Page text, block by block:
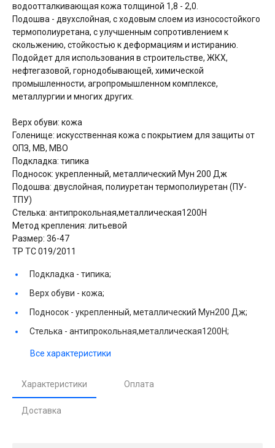
водоотталкивающая кожа толщиной 1,8 - 2,0.
Подошва - двухслойная, с ходовым слоем из износостойкого
термополиуретана, с улучшенным сопротивлением к
скольжению, стойкостью к деформациям и истиранию.
Подойдет для использования в строительстве, ЖКХ,
нефтегазовой, горнодобывающей, химической
промышленности, агропромышленном комплексе,
металлургии и многих других.
Верх обуви: кожа
Голенище: искусственная кожа с покрытием для защиты от
ОПЗ, МВ, МВО
Подкладка: типика
Подносок: укрепленный, металлический Мун 200 Дж
Подошва: двуслойная, полиуретан термополиуретан (ПУ-
ТПУ)
Стелька: антипрокольная,металлическая1200Н
Метод крепления: литьевой
Размер: 36-47
ТР ТС 019/2011
Подкладка - типика;
Верх обуви - кожа;
Подносок - укрепленный, металлический Мун200 Дж;
Стелька - антипрокольная,металлическая1200Н;
Все характеристики
Характеристики Оплата
Доставка